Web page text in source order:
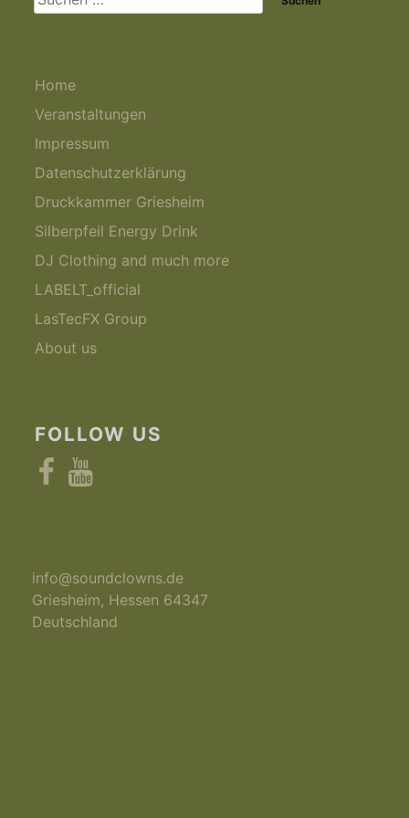
nach:
Home
Veranstaltungen
Impressum
Datenschutzerklärung
Druckkammer Griesheim
Silberpfeil Energy Drink
DJ Clothing and much more
LABELT_official
LasTecFX Group
About us
FOLLOW US
FacebookYouTube
info@soundclowns.de
Griesheim, Hessen 64347
Deutschland